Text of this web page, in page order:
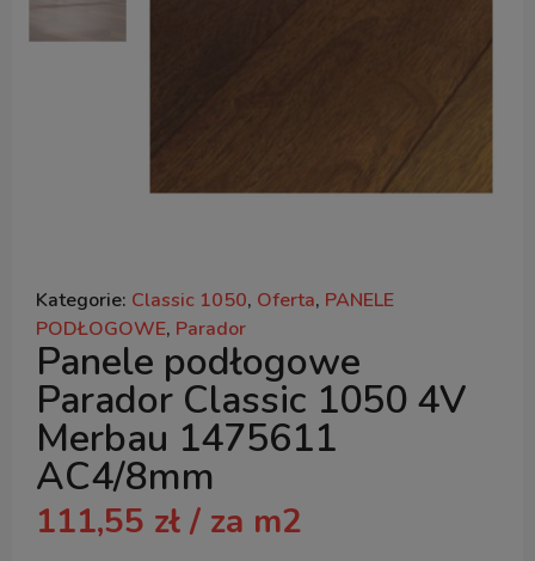
Kategorie: Classic 1050, Oferta, PANELE
PODŁOGOWE, Parador
Panele podłogowe
Parador Classic 1050 4V
Merbau 1475611
AC4/8mm
111,55 zł / za m2